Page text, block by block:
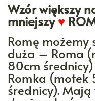
Wzór większy
mniejszy♥
Romę możemy
duża – Roma
80cm
Romka (motek
średnicy).